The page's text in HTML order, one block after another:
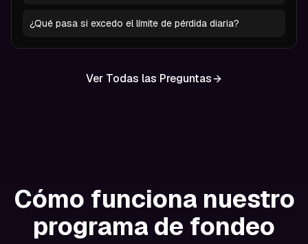
¿Qué pasa si excedo el límite de pérdida diaria?
Ver Todas las Preguntas
Cómo funciona nuestro
programa de fondeo